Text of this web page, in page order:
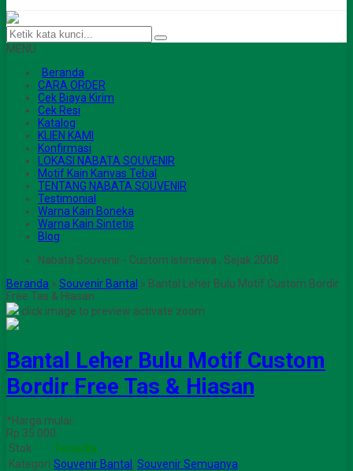
MENU
Beranda
CARA ORDER
Cek Biaya Kirim
Cek Resi
Katalog
KLIEN KAMI
Konfirmasi
LOKASI NABATA SOUVENIR
Motif Kain Kanvas Tebal
TENTANG NABATA SOUVENIR
Testimonial
Warna Kain Boneka
Warna Kain Sintetis
Blog
Nabata Souvenir - Custom Istimewa , Sejak 2008 .
Beranda » Souvenir Bantal » Bantal Leher Bulu Motif Custom Bordir
Free Tas & Hiasan
click image to preview activate zoom
Bantal Leher Bulu Motif Custom
Bordir Free Tas & Hiasan
*Harga mulai
Rp 35.000
Stok
Tersedia
Kategori Souvenir Bantal, Souvenir Semuanya